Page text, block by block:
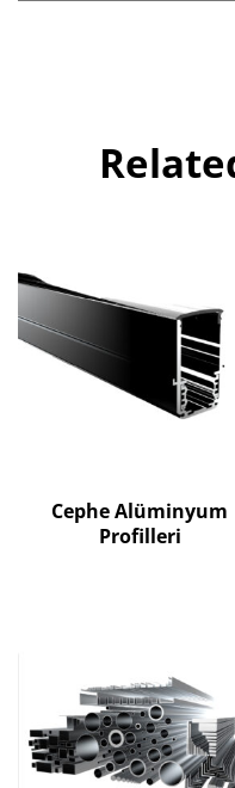
Cephe Alüminyum
Profilleri